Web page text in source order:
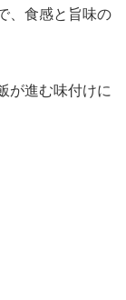
、食感と旨味の
が進む味付けに